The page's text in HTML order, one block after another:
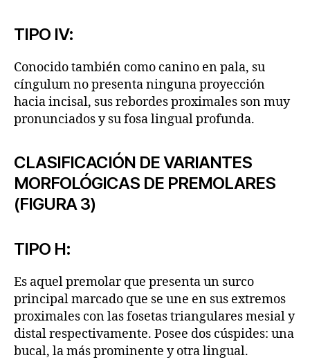
TIPO IV:
Conocido también como canino en pala, su
cíngulum no presenta ninguna proyección
hacia incisal, sus rebordes proximales son muy
pronunciados y su fosa lingual profunda.
CLASIFICACIÓN DE VARIANTES
MORFOLÓGICAS DE PREMOLARES
(FIGURA 3)
TIPO H:
Es aquel premolar que presenta un surco
principal marcado que se une en sus extremos
proximales con las fosetas triangulares mesial y
distal respectivamente. Posee dos cúspides: una
bucal, la más prominente y otra lingual.